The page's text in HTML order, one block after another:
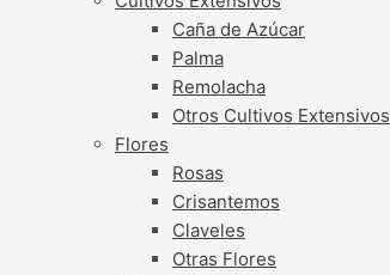
Caña de Azúcar
Palma
Remolacha
Otros Cultivos Extensivos
Flores
Rosas
Crisantemos
Claveles
Otras Flores